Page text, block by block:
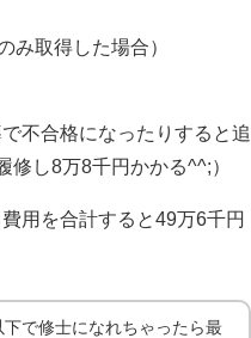
み取得した場合）
不合格になったりすると追
修し8万8千円かかる^^;）
用を合計すると49万6千円
で修士になれちゃったら最